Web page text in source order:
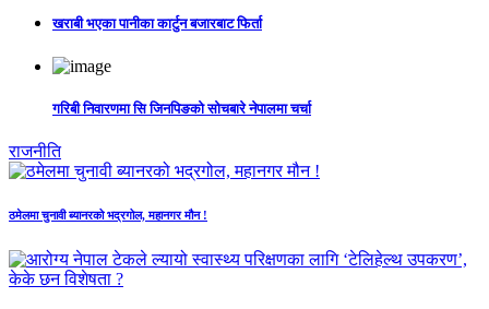
खराबी भएका पानीका कार्टुन बजारबाट फिर्ता
गरिबी निवारणमा सि जिनपिङको सोचबारे नेपालमा चर्चा
राजनीति
ठमेलमा चुनावी ब्यानरको भद्रगोल, महानगर मौन !